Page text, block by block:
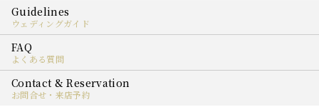
ウェディングガイド
よくある質問
お問合せ・来店予約